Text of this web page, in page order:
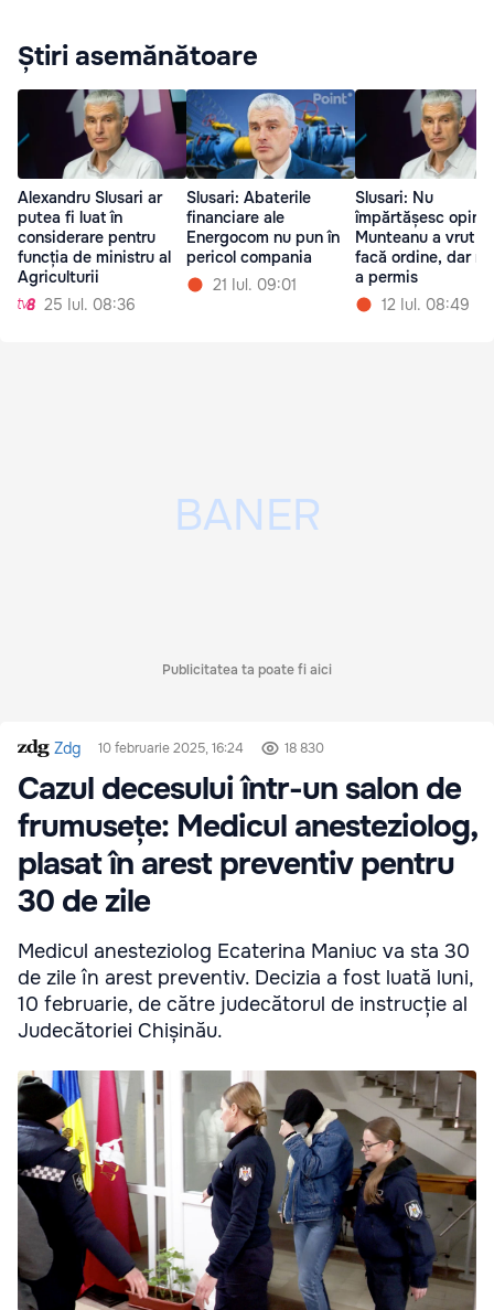
Știri asemănătoare
Alexandru Slusari ar
putea fi luat în
considerare pentru
funcția de ministru al
Agriculturii
25 Iul. 08:36
Slusari: Abaterile
financiare ale
Energocom nu pun în
pericol compania
21 Iul. 09:01
Slusari: Nu
împărtășesc
Munteanu a vrut să
facă ordine, dar
a permis
12 Iul. 08:49
Publicitatea ta poate fi aici
Zdg 10 februarie 2025, 16:24 18 830
Cazul decesului într-un salon de
frumusețe: Medicul anesteziolog,
plasat în arest preventiv pentru
30 de zile
Medicul anesteziolog Ecaterina Maniuc va sta 30
de zile în arest preventiv. Decizia a fost luată luni,
10 februarie, de către judecătorul de instrucție al
Judecătoriei Chișinău.